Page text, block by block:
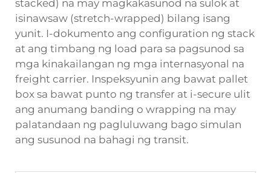
stacked) na may magkakasunod na sulok at
isinawsaw (stretch-wrapped) bilang isang
yunit. I-dokumento ang configuration ng stack
at ang timbang ng load para sa pagsunod sa
mga kinakailangan ng mga internasyonal na
freight carrier. Inspeksyunin ang bawat pallet
box sa bawat punto ng transfer at i-secure ulit
ang anumang banding o wrapping na may
palatandaan ng pagluluwang bago simulan
ang susunod na bahagi ng transit.